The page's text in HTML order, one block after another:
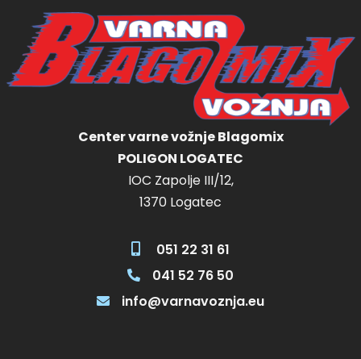
Center varne vožnje Blagomix
POLIGON LOGATEC
IOC Zapolje III/12,
1370 Logatec
051 22 31 61
041 52 76 50
info@varnavoznja.eu